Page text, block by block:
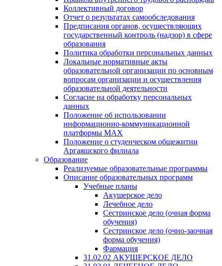
Коллективный договор
Отчет о результатах самообследования
Предписания органов, осуществляющих
государственный контроль (надзор) в сфере
образования
Политика обработки персональных данных
Локальные нормативные акты
образовательной организации по основным
вопросам организации и осуществления
образовательной деятельности
Согласие на обработку персональных
данных
Положение об использовании
информационно-коммуникационной
платформы MAX
Положение о студенческом общежитии
Аргаяшского филиала
Образование
Реализуемые образовательные программы
Описание образовательных программ
Учебные планы
Акушерское дело
Лечебное дело
Сестринское дело (очная форма
обучения)
Сестринское дело (очно-заочная
форма обучения)
Фармация
31.02.02 АКУШЕРСКОЕ ДЕЛО